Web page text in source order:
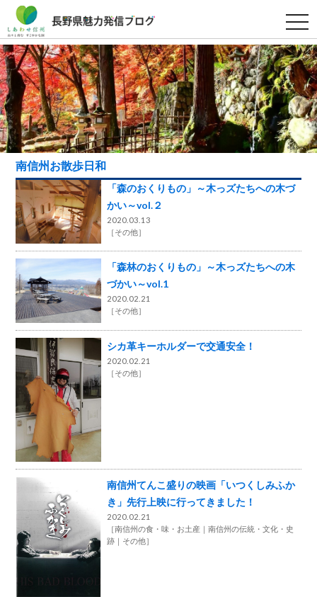
t
o
g
g
l
e
n
a
v
i
g
a
t
n
南信州お散歩日和
「森のおくりもの」～木っズたちへの木づ
かい～vol.２
2020.03.13
［その他］
「森林のおくりもの」～木っズたちへの木
づかい～vol.1
2020.02.21
［その他］
シカ革キーホルダーで交通安全！
2020.02.21
［その他］
南信州てんこ盛りの映画「いつくしみふか
き」先行上映に行ってきました！
2020.02.21
［南信州の食・味・お土産
南信州の伝統・文化・史
跡
その他］